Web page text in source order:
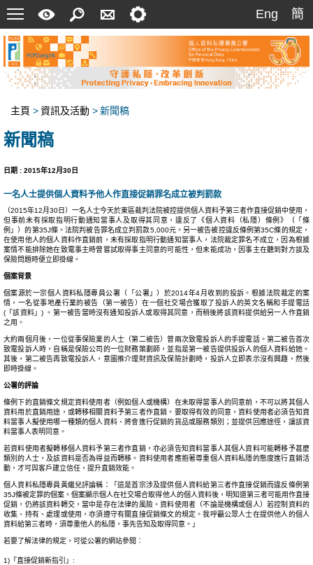
菜
單
速
指
南
索
絡
我
定
Eng
簡
簡
主頁 >資訊及活動 >新聞稿
新聞稿
日期 : 2015年12月30日
一名人士提供個人資料予他人作直接促銷罪名成立被判罰款
（2015年12月30日）一名人士今天於東區裁判法院被控提供個人資料予第三者作直接促銷中使用，
但事前未有採取指明行動通知當事人及取得其同意，違反了《個人資料（私隱）條例》（「條
例」）的第35J條。法院判被告罪名成立判罰款5,000元。另一被告被控違反條例第35C條的規定，
在使用他人的個人資料作直銷前，未有採取指明行動通知當事人，法院裁定罪名不成立，因為根據
案情不能排除她在致電事主時曾嘗試取得事主同意的可能性，但未能成功，因事主在聽到對方談及
保險問題時便立即掛線。
個案背景
個案源於一宗個人資料私隱專員公署（「公署」）於2014年4月收到的投訴。根據法院裁定的案
情，一名從事地產行業的被告（第一被告）在一個社交場合獲取了投訴人的英文名稱和手提電話
(「該資料」) 。第一被告當時沒有通知投訴人或取得其同意，而稍後將該資料提供給另一人作直銷
之用。
大約兩個月後，一位從事保險業的人士（第二被告）曾兩次致電投訴人的手提電話。第二被告首次
致電投訴人時，自稱是保險公司的一位財務策劃師，並指是第一被告提供投訴人的個人資料給她。
其後，第二被告再致電投訴人，意圖推介理財資訊及保險計劃時，投訴人立即表示沒有興趣，然後
即時掛線。
公署的評論
條例下的直銷條文規定資料使用者（例如個人或機構）在未取得當事人的同意前，不可以將其個人
資料用於直銷用途，或轉移相關資料予第三者作直銷。要取得有效的同意，資料使用者必須告知資
料當事人擬使用哪一種類的個人資料、將會進行促銷的貨品或服務類別；並提供回應途徑，讓該資
料當事人表明同意。
若資料使用者擬轉移個人資料予第三者作直銷，亦必須告知資料當事人其個人資料可能轉移予甚麼
類別的人士，及該資料是否為得益而轉移。資料使用者應抱著尊重個人資料私隱的態度進行直銷活
動，才可與客戶建立信任，提升直銷效能。
個人資料私隱專員黃繼兒評論稱：「這是首宗涉及提供個人資料給第三者作直接促銷而違反條例第
35J條被定罪的個案。個案顯示個人在社交場合取得他人的個人資料後，明知道第三者可能用作直接
促銷，仍將該資料轉交，當中是存在法律的風險。資料使用者（不論是機構或個人）若控制資料的
收集、持有、處理或使用，亦須遵守有關直接促銷條文的規定。我呼籲公眾人士在提供他人的個人
資料給第三者時，須尊重他人的私隱，事先告知及取得同意。」
若要了解法律的規定，可從公署的網站參閱︰
1)「直接促銷新指引」: